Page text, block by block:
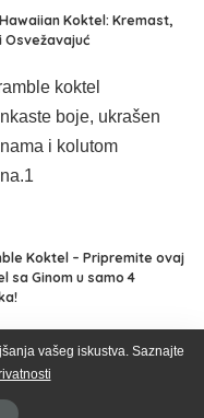
Koktel: Kremast,
Osvežavajuć
Koktel – Pripremite ovaj
sa Ginom u samo 4
vašeg iskustva. Saznajte